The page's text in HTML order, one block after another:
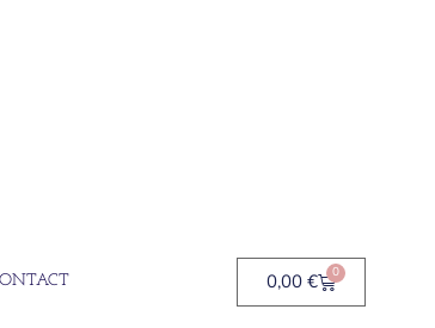
0,00 € 0